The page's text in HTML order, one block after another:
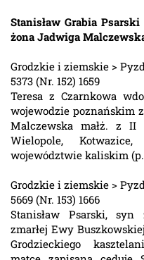
Stanisław Grabia
żona Jadwiga
Grodzkie i ziemskie >
5373 (Nr. 152) 1659
Teresa z Czarnkowa
wojewodzie poznańskim
Malczewska małż. z II
Wielopole,
województwie kaliskim (p.
Grodzkie i ziemskie >
5669 (Nr. 153) 1666
Stanisław Psarski, syn
zmarłej Ewy
Grodzieckiego